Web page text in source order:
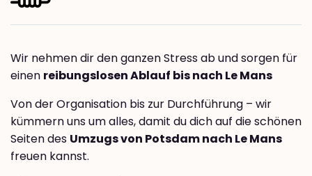
Wir nehmen dir den ganzen Stress ab und sorgen für
einen reibungslosen Ablauf bis nach Le Mans
Von der Organisation bis zur Durchführung – wir
kümmern uns um alles, damit du dich auf die schönen
Seiten des Umzugs von Potsdam nach Le Mans
freuen kannst.